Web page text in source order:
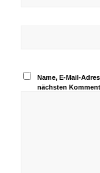
Name, E-Mail-
nächsten